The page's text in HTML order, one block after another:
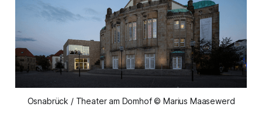
Osnabrück / Theater am Domhof © Marius Maasewerd